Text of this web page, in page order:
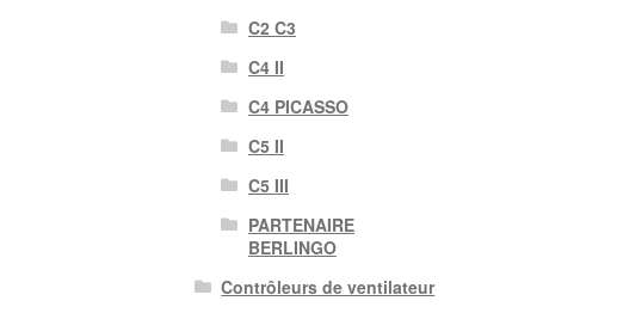
C2 C3
C4 II
C4 PICASSO
C5 II
C5 III
PARTENAIRE
BERLINGO
Contrôleurs de ventilateur